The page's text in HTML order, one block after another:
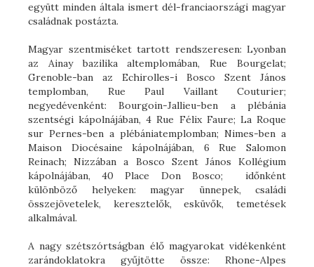
együtt minden általa ismert dél-franciaországi magyar
családnak postázta.
Magyar szentmiséket tartott rendszeresen: Lyonban
az Ainay bazilika altemplomában, Rue Bourgelat;
Grenoble-ban az Echirolles-i Bosco Szent János
templomban, Rue Paul Vaillant Couturier;
negyedévenként: Bourgoin-Jallieu-ben a plébánia
szentségi kápolnájában, 4 Rue Félix Faure; La Roque
sur Pernes-ben a plébániatemplomban; Nimes-ben a
Maison Diocésaine kápolnájában, 6 Rue Salomon
Reinach; Nizzában a Bosco Szent János Kollégium
kápolnájában, 40 Place Don Bosco; időnként
különböző helyeken: magyar ünnepek, családi
összejövetelek, keresztelők, esküvők, temetések
alkalmával.
A nagy szétszórtságban élő magyarokat vidékenként
zarándoklatokra gyűjtötte össze: Rhone-Alpes